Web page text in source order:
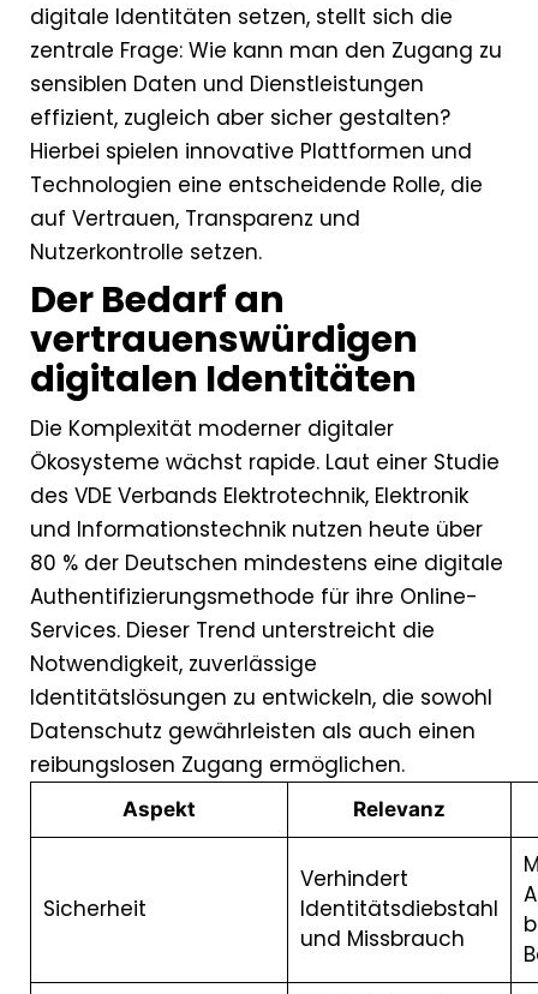
digitale Identitäten setzen, stellt sich die
zentrale Frage: Wie kann man den Zugang zu
sensiblen Daten und Dienstleistungen
effizient, zugleich aber sicher gestalten?
Hierbei spielen innovative Plattformen und
Technologien eine entscheidende Rolle, die
auf Vertrauen, Transparenz und
Nutzerkontrolle setzen.
Der Bedarf an
vertrauenswürdigen
digitalen Identitäten
Die Komplexität moderner digitaler
Ökosysteme wächst rapide. Laut einer Studie
des VDE Verbands Elektrotechnik, Elektronik
und Informationstechnik nutzen heute über
80 % der Deutschen mindestens eine digitale
Authentifizierungsmethode für ihre Online-
Services. Dieser Trend unterstreicht die
Notwendigkeit, zuverlässige
Identitätslösungen zu entwickeln, die sowohl
Datenschutz gewährleisten als auch einen
reibungslosen Zugang ermöglichen.
Aspekt Relevanz
Sicherheit
Verhindert
Identitätsdiebstahl
und Missbrauch